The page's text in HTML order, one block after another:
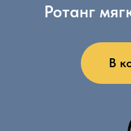
Ротанг
В